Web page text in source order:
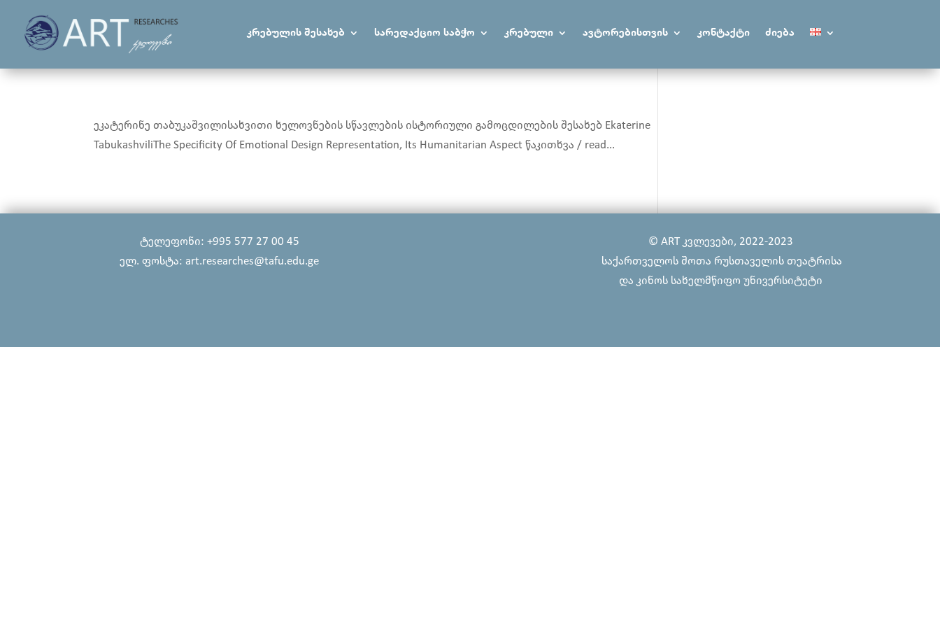
კრებულის შესახებ სარედაქციო საბჭო კრებული ავტორებისთვის კონტაქტი ძიება
ეკატერინე თაბუკაშვილისახვითი ხელოვნების სწავლების ისტორიული გამოცდილების შესახებ Ekaterine
TabukashviliThe Specificity Of Emotional Design Representation, Its Humanitarian Aspect წაკითხვა / read...
ტელეფონი: +995 577 27 00 45
ელ. ფოსტა: art.researches@tafu.edu.ge
© ART კვლევები, 2022-2023
საქართველოს შოთა რუსთაველის თეატრისა
და კინოს სახელმწიფო უნივერსიტეტი